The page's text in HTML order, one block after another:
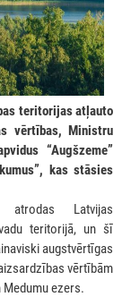
teritorijas atļauto
vērtības, Ministru
“Augšzeme”
kas stāsies
atrodas Latvijas
teritorijā, un šī
augstvērtīgas
vērtībām
ezers.